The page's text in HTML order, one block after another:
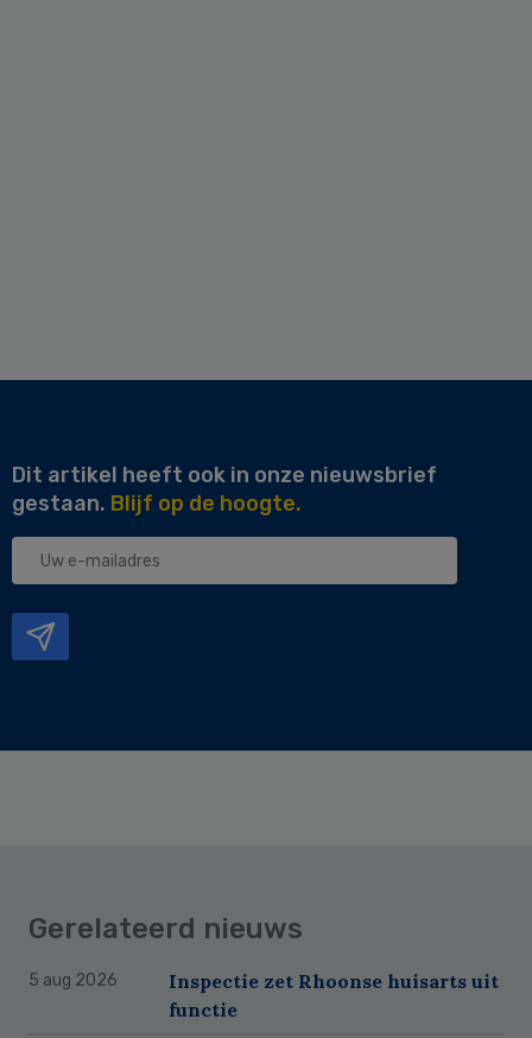
Dit artikel heeft ook in onze nieuwsbrief
gestaan. Blijf op de hoogte.
Uw
Gerelateerd nieuws
5 aug 2026
Inspectie zet Rhoonse huisarts uit
functie